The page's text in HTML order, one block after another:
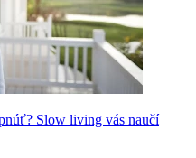
Slow living vás naučí